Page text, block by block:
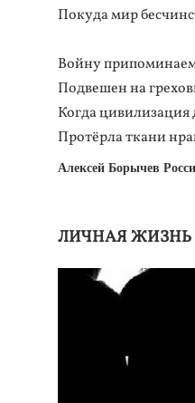
Покуда мир
Войну
Подвешен на
Когда цивилизация
Протёрла ткани
Алексей Борычев
ЛИЧНАЯ ЖИЗНЬ